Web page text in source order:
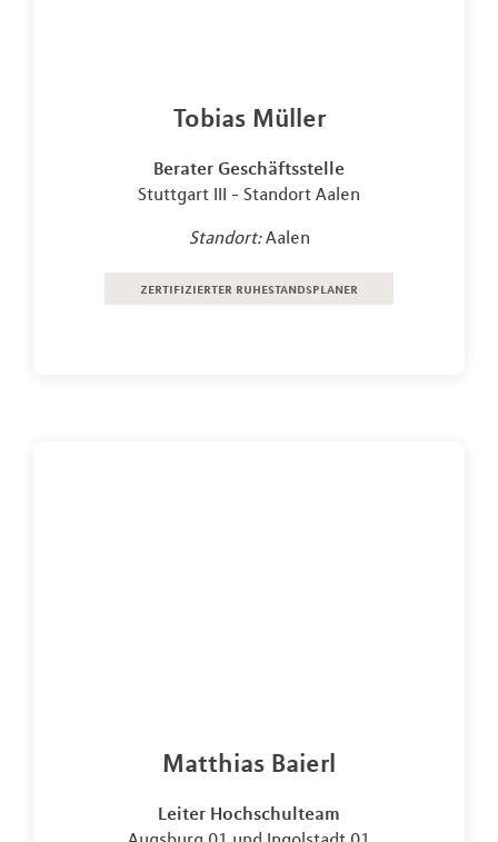
Tobias Müller
Berater Geschäftsstelle
Stuttgart III - Standort Aalen
Standort: Aalen
zertifizierter ruhestandsplaner
Matthias Baierl
Leiter Hochschulteam